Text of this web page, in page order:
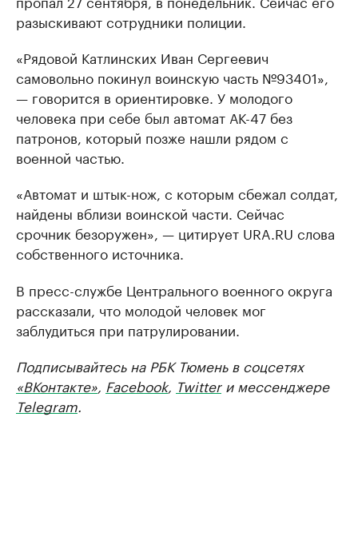
разыскивают сотрудники полиции.
«Рядовой Катлинских Иван Сергеевич
самовольно покинул воинскую часть №93401»,
— говорится в ориентировке. У молодого
человека при себе был автомат АК-47 без
патронов, который позже нашли рядом с
военной частью.
«Автомат и штык-нож, с которым сбежал солдат,
найдены вблизи воинской части. Сейчас
срочник безоружен», — цитирует URA.RU слова
собственного источника.
В пресс-службе Центрального военного округа
рассказали, что молодой человек мог
заблудиться при патрулировании.
Подписывайтесь на РБК Тюмень в соцсетях
«ВКонтакте» Facebook, Twitterи мессенджере
Telegram